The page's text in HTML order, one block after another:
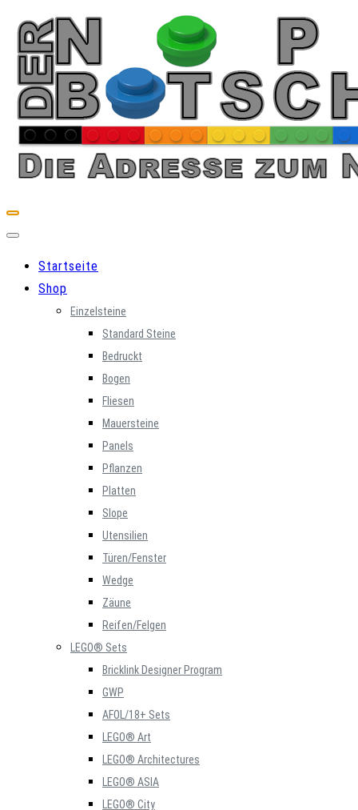
Skip
content
Startseite
Shop
Einzelsteine
Standard Steine
Bedruckt
Bogen
Fliesen
Mauersteine
Panels
Pflanzen
Platten
Slope
Utensilien
Türen/Fenster
Wedge
Zäune
Reifen/Felgen
LEGO® Sets
Bricklink Designer Program
GWP
AFOL/18+ Sets
LEGO® Art
LEGO® Architectures
LEGO® ASIA
LEGO® City